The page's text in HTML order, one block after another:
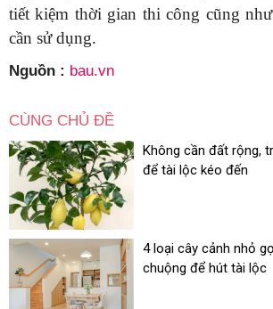
tiết kiệm thời gian thi công cũng
cần sử dụng.
Nguồn : bau.vn
CÙNG CHỦ ĐỀ
Không cần đất rộng,
để tài lộc kéo đến
4 loại cây cảnh nhỏ
chuộng để hút tài lộc